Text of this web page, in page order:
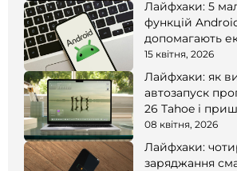
Лайфхаки: 5
функцій
допомагають
15 квітня, 2026
Лайфхаки: як
автозапуск
26 Tahoe і
08 квітня, 2026
Лайфхаки:
заряджання